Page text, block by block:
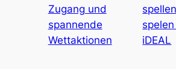
Zugang und
spannende
Wettaktionen
iDEAL